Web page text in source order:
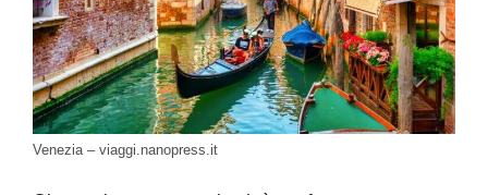
Venezia – viaggi.nanopress.it